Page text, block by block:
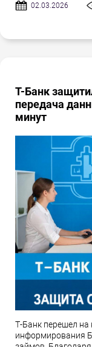
02.03.2026
Т-Банк
передача
минут
Т-Банк перешел на
информирования